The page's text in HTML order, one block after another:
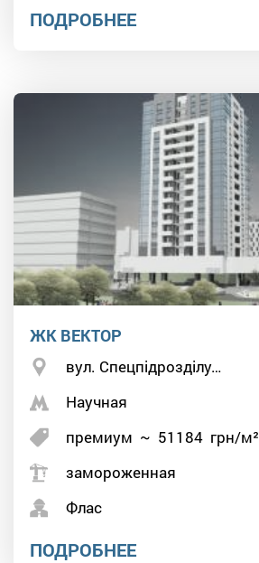
ПОДРОБНЕЕ
ЖК ВЕКТОР
вул. Спецпідрозділу…
Научная
премиум ~ 51184 грн/м²
замороженная
Флас
ПОДРОБНЕЕ